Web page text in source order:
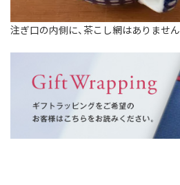
注ぎ口の内側に、茶こし網はありません